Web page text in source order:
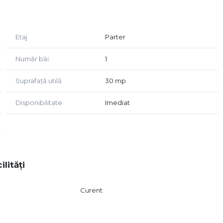
Etaj Parter
Număr băi 1
Suprafață utilă 30 mp
Disponibilitate Imediat
Curent